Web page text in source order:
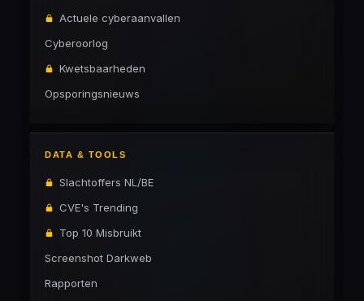
Actuele cyberaanvallen
Cyberoorlog
Kwetsbaarheden
Opsporingsnieuws
DATA & TOOLS
Slachtoffers NL/BE
CVE's Trending
Top 10 Misbruikt
Screenshot Darkweb
Rapporten